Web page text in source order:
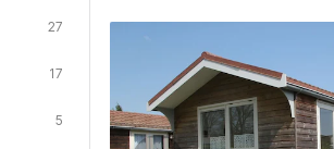
27
17
5